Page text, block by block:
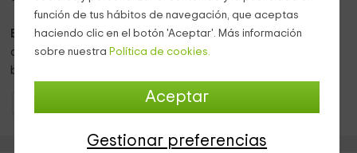
función de tus hábitos de navegación, que aceptas
haciendo clic en el botón 'Aceptar'. Más información
sobre nuestra Política de cookies.
Aceptar
Gestionar preferencias
El exteriorse presenta como la zona de recreo de la casa,
con un granjardín con hamacasy sillas para disfrutar del
buen tiempo de Cantabria.
Casas Rurales Cantabria